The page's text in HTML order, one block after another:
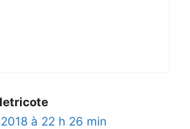
à 22 h 26 min